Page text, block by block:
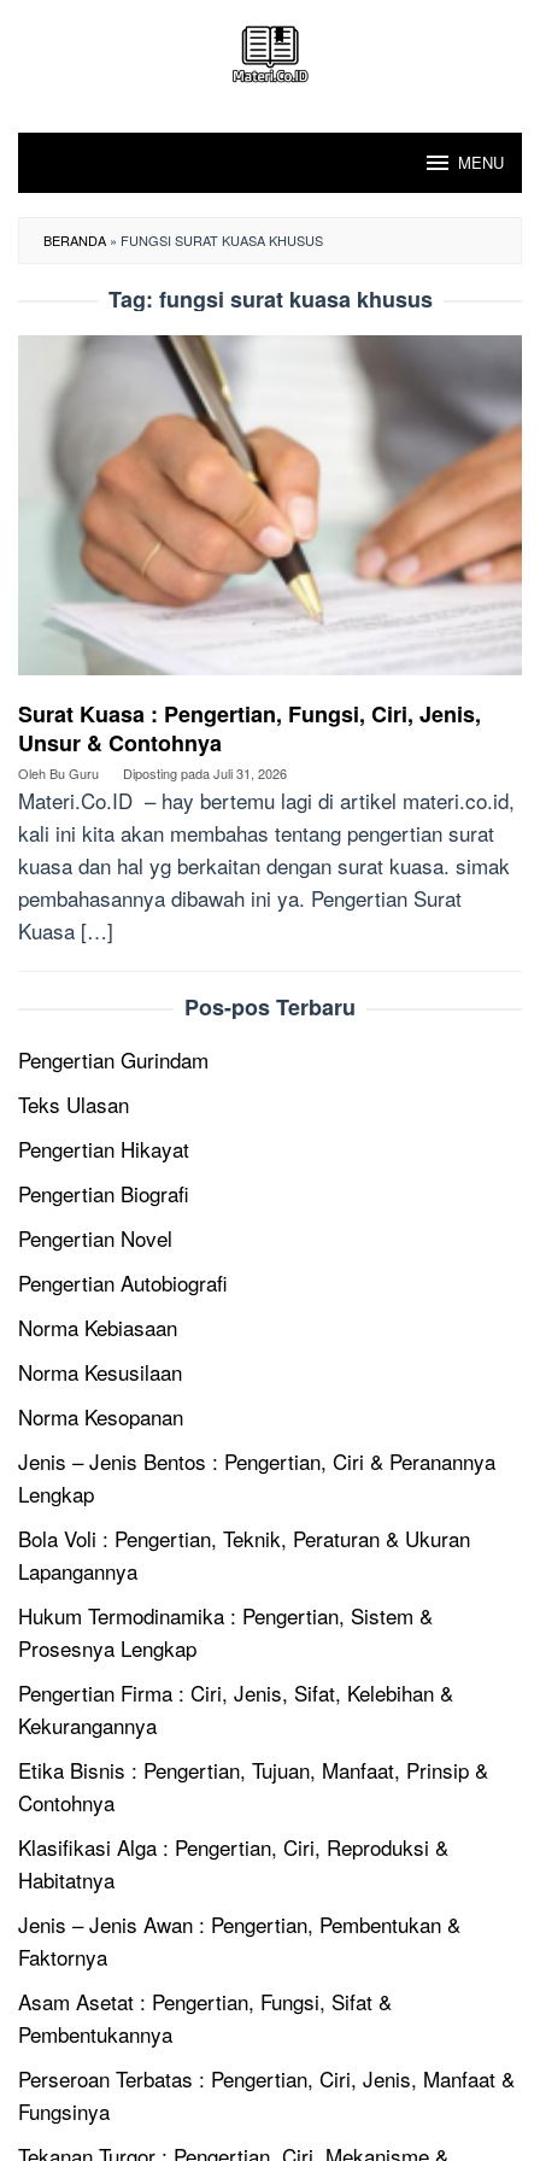
MENU
BERANDA » FUNGSI SURAT KUASA KHUSUS
Tag: fungsi surat kuasa khusus
Surat Kuasa : Pengertian, Fungsi, Ciri, Jenis,
Unsur & Contohnya
Oleh Bu Guru Diposting padaJuli 31, 2026
Materi.Co.ID – hay bertemu lagi di artikel materi.co.id,
kali ini kita akan membahas tentang pengertian surat
kuasa dan hal yg berkaitan dengan surat kuasa. simak
pembahasannya dibawah ini ya. Pengertian Surat
Kuasa […]
Pos-pos Terbaru
Pengertian Gurindam
Teks Ulasan
Pengertian Hikayat
Pengertian Biografi
Pengertian Novel
Pengertian Autobiografi
Norma Kebiasaan
Norma Kesusilaan
Norma Kesopanan
Jenis – Jenis Bentos : Pengertian, Ciri & Peranannya
Lengkap
Bola Voli : Pengertian, Teknik, Peraturan & Ukuran
Lapangannya
Hukum Termodinamika : Pengertian, Sistem &
Prosesnya Lengkap
Pengertian Firma : Ciri, Jenis, Sifat, Kelebihan &
Kekurangannya
Etika Bisnis : Pengertian, Tujuan, Manfaat, Prinsip &
Contohnya
Klasifikasi Alga : Pengertian, Ciri, Reproduksi &
Habitatnya
Jenis – Jenis Awan : Pengertian, Pembentukan &
Faktornya
Asam Asetat : Pengertian, Fungsi, Sifat &
Pembentukannya
Perseroan Terbatas : Pengertian, Ciri, Jenis, Manfaat &
Fungsinya